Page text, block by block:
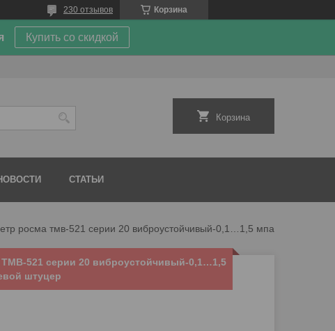
Корзина
230 отзывов
Купить со скидкой
Корзина
СТАТЬИ
521 серии 20 виброустойчивый-0,1…1,5
штуцер